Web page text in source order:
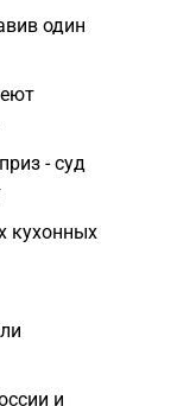
один
- суд
кухонных
и